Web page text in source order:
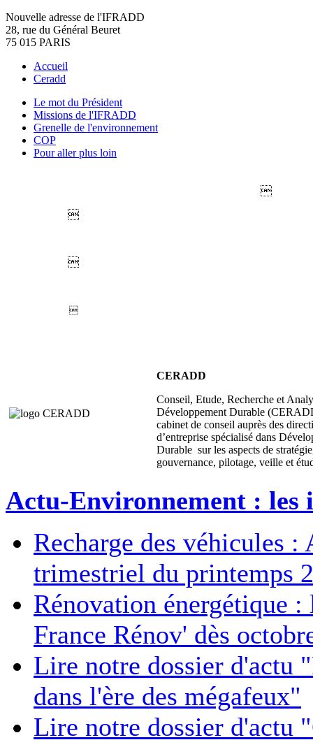
Nouvelle adresse de l'IFRADD
28, rue du Général Beuret
75 015 PARIS
Accueil
Ceradd
Le mot du Président
Missions de l'IFRADD
Grenelle de l'environnement
COP
Pour aller plus loin




CERADD
Conseil, Etude, Recherche et
Développement Durable
cabinet de conseil auprès des
d’entreprise spécialisé dans
Durable sur les aspects de
gouvernance, pilotage, veille et
Actu-Environnement : les
Recharge des véhicules
trimestriel du printemps
Rénovation énergétique
France Rénov' dès
Lire notre dossier d'actu
dans l'ère des mégafeux"
Lire notre dossier d'actu